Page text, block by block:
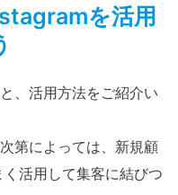
を活用
、活用方法をご紹介い
第によっては、新規顧
活用して集客に結びつ